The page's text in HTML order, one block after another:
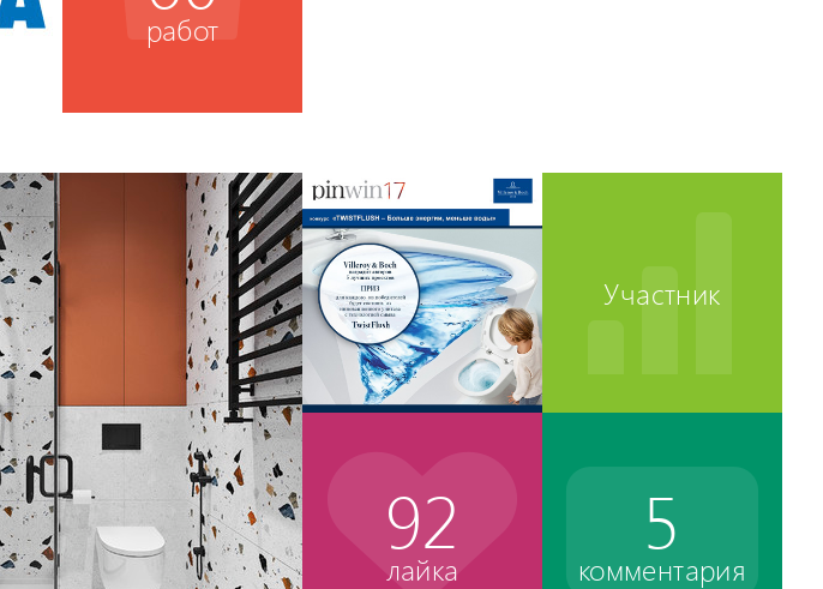
работ
Участник
92
лайка
5
комментария